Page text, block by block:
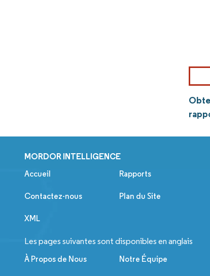
MORDOR INTELLIGENCE
Accueil Rapports
Contactez-nous Plan du Site
XML
Les pages suivantes sont disponibles en anglais
À Propos de Nous Notre Équipe